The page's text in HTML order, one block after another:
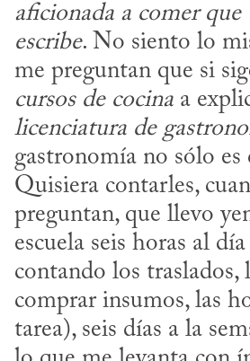
aficionada a comer que
escribe. No siento lo
me preguntan que si
cursos de cocina
licenciatura de
gastronomía no sólo es
Quisiera contarles,
preguntan, que llevo
escuela seis horas al
contando los traslados,
comprar insumos, las
tarea), seis días a la